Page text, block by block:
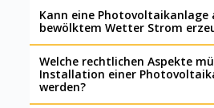
Kann eine Photovoltaikanlage
bewölktem Wetter Strom
Welche rechtlichen Aspekte
Installation einer
werden?